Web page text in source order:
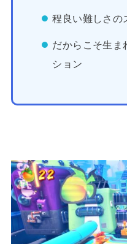
程良い難しさの
だからこそ生ま
ション